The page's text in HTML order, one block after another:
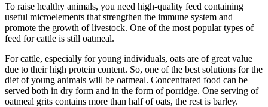
To raise healthy animals, you need high-quality feed containing
useful microelements that strengthen the immune system and
promote the growth of livestock. One of the most popular types of
feed for cattle is still oatmeal.
For cattle, especially for young individuals, oats are of great value
due to their high protein content. So, one of the best solutions for the
diet of young animals will be oatmeal. Concentrated food can be
served both in dry form and in the form of porridge. One serving of
oatmeal grits contains more than half of oats, the rest is barley.